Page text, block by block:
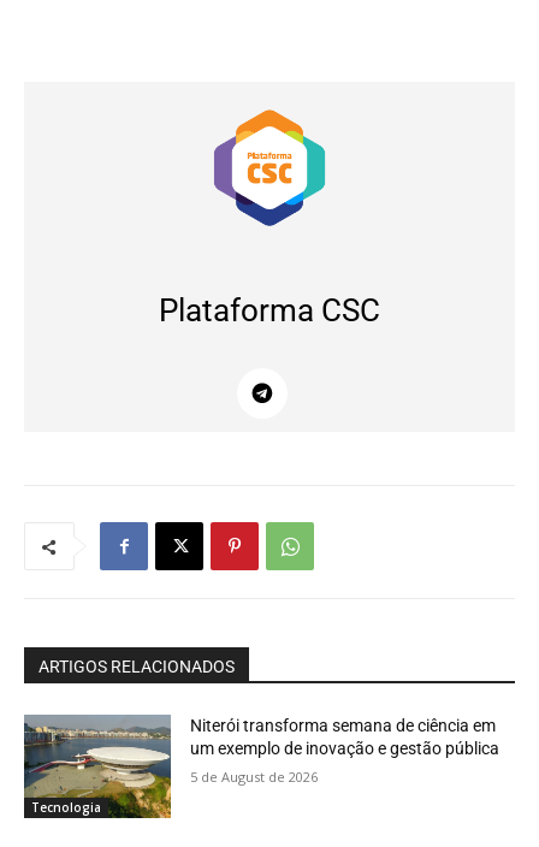
Plataforma CSC
ARTIGOS RELACIONADOS
Tecnologia
Niterói transforma semana de ciência em
um exemplo de inovação e gestão pública
5 de August de 2026